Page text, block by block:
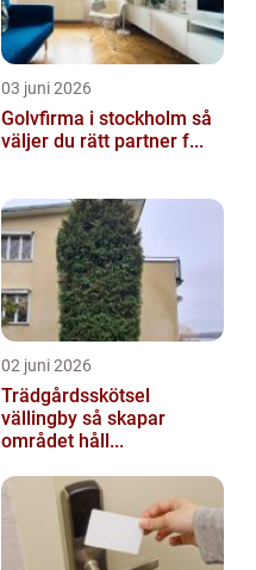
03 juni 2026
Golvfirma i stockholm så
väljer du rätt partner f...
02 juni 2026
Trädgårdsskötsel
vällingby så skapar
området håll...